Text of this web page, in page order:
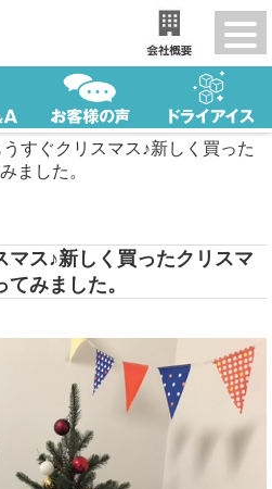
うすぐクリスマス♪新しく買った
ました。
マス♪新しく買ったクリスマ
みました。